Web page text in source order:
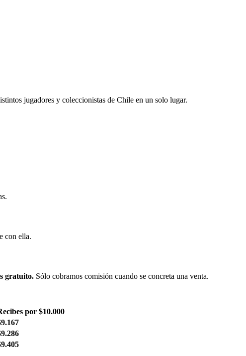
jugadores y coleccionistas de Chile en un solo lugar.
con ella.
gratuito. Sólo cobramos comisión cuando se concreta una venta.
por $10.000